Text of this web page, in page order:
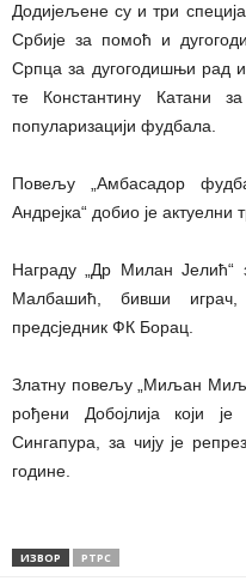
Додијељене су и три
Србије за помоћ и
Српца за дугогодишњи рад
те Константину Катани
популаризацији фудбала.
Повељу „Амбасадор
Андрејка“ добио је
Награду „Др Милан Јелић“
Малбашић, бивши
предсједник ФК Борац.
Златну повељу „Миљан
рођени Добојлија који
Сингапура, за чију је
године.
ИЗВОР РТРС